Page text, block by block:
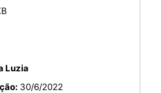
Luzia
30/6/2022